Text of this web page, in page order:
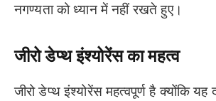
नगण्यता को ध्यान में नहीं रखते हुए।
जीरो डेप्थ इंश्योरेंस का महत्व
जीरो डेप्थ इंश्योरेंस महत्वपूर्ण है क्योंकि